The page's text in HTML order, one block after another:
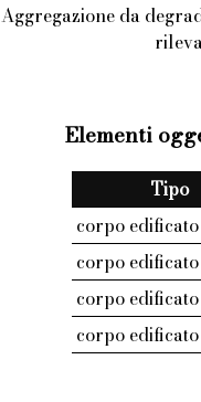
Aggregazione da
Elementi
Tipo
corpo edificato
corpo edificato
corpo edificato
corpo edificato